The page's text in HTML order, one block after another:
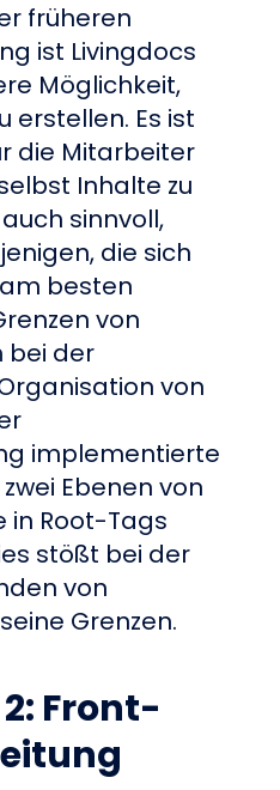
früheren
ist Livingdocs
Möglichkeit,
erstellen. Es ist
die Mitarbeiter
Inhalte zu
sinnvoll,
die sich
besten
von
bei der
von
implementierte
Ebenen von
in Root-Tags
stößt bei der
von
Grenzen.
Front-